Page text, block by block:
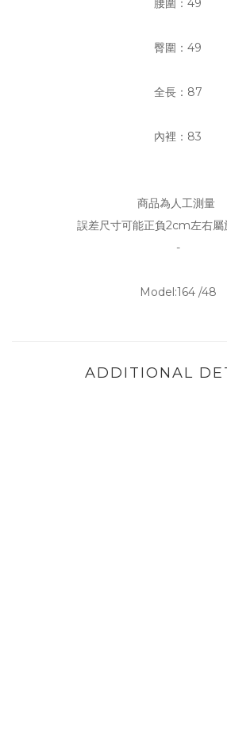
腰圍：49
臀圍：49
全長：87
內裡：83
商品為人工測量
誤差尺寸可能正負2cm左右屬
-
Model:164 /48
ADDITIONAL